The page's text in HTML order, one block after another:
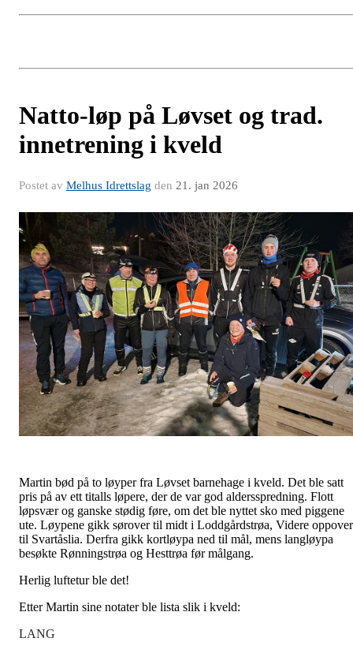
Natto-løp på Løvset og trad.
innetrening i kveld
Postet av Melhus Idrettslag den 21. jan 2026
Martin bød på to løyper fra Løvset barnehage i kveld. Det ble satt
pris på av ett titalls løpere, der de var god aldersspredning. Flott
løpsvær og ganske stødig føre, om det ble nyttet sko med piggene
ute. Løypene gikk sørover til midt i Loddgårdstrøa, Videre oppover
til Svartåslia. Derfra gikk kortløypa ned til mål, mens langløypa
besøkte Rønningstrøa og Hesttrøa før målgang.
Herlig luftetur ble det!
Etter Martin sine notater ble lista slik i kveld:
LANG